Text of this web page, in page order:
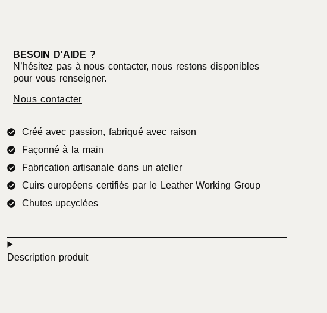
BESOIN D'AIDE ?
N’hésitez pas à nous contacter, nous restons disponibles
pour vous renseigner.
Nous contacter
Créé avec passion, fabriqué avec raison
Façonné à la main
Fabrication artisanale dans un atelier
Cuirs européens certifiés par le Leather Working Group
Chutes upcyclées
Description produit